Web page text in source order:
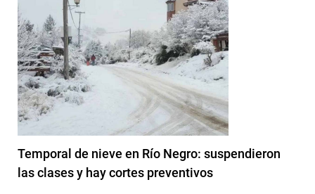
Temporal de nieve en Río Negro: suspendieron
las clases y hay cortes preventivos